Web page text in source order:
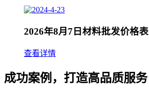
2026年8月7日材料批发价格表
查看详情
成功案例，打造高品质服务